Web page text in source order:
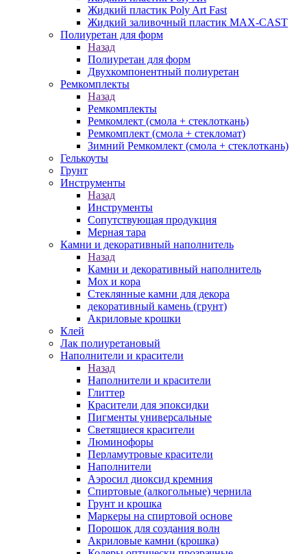
Жидкий пластик Poly Art Fast
Жидкий заливочный пластик MAX-CAST
Полиуретан для форм
Назад
Полиуретан для форм
Двухкомпонентный полиуретан
Ремкомплекты
Назад
Ремкомплекты
Ремкомлект (смола + стеклоткань)
Ремкомплект (смола + стекломат)
Зимний Ремкомлект (смола + стеклоткань)
Гелькоуты
Грунт
Инструменты
Назад
Инструменты
Сопутствующая продукция
Мерная тара
Камни и декоративный наполнитель
Назад
Камни и декоративный наполнитель
Мох и кора
Стеклянные камни для декора
декоративный камень (грунт)
Акриловые крошки
Клей
Лак полиуретановый
Наполнители и красители
Назад
Наполнители и красители
Глиттер
Красители для эпоксидки
Пигменты универсальные
Светящиеся красители
Люминофоры
Перламутровые красители
Наполнители
Аэросил диоксид кремния
Спиртовые (алкогольные) чернила
Грунт и крошка
Маркеры на спиртовой основе
Порошок для создания волн
Акриловые камни (крошка)